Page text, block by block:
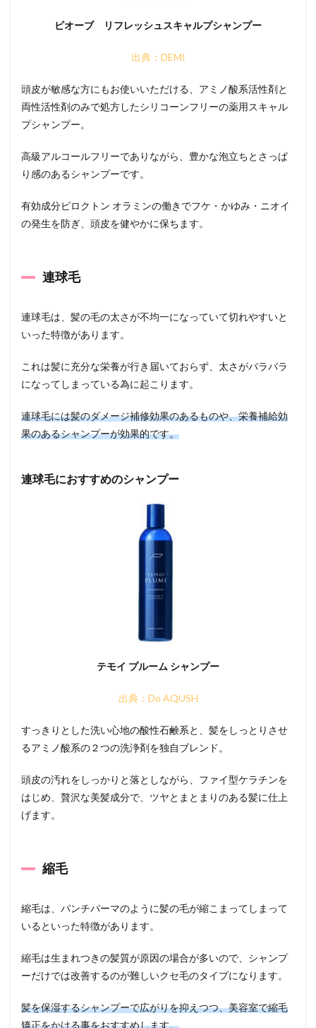
ビオーブ リフレッシュスキャルプシャンプー
出典：DEMI
頭皮が敏感な方にもお使いいただける、アミノ酸系活性剤と
両性活性剤のみで処方したシリコーンフリーの薬用スキャル
プシャンプー。
高級アルコールフリーでありながら、豊かな泡立ちとさっぱ
り感のあるシャンプーです。
有効成分ピロクトン オラミンの働きでフケ・かゆみ・ニオイ
の発生を防ぎ、頭皮を健やかに保ちます。
連球毛
連球毛は、髪の毛の太さが不均一になっていて切れやすいと
いった特徴があります。
これは髪に充分な栄養が行き届いておらず、太さがバラバラ
になってしまっている為に起こります。
連球毛には髪のダメージ補修効果のあるものや、栄養補給効
果のあるシャンプーが効果的です。
連球毛におすすめのシャンプー
テモイ プルーム シャンプー
出典：Do AQUSH
すっきりとした洗い心地の酸性石鹸系と、髪をしっとりさせ
るアミノ酸系の２つの洗浄剤を独自ブレンド。
頭皮の汚れをしっかりと落としながら、ファイ型ケラチンを
はじめ、贅沢な美髪成分で、ツヤとまとまりのある髪に仕上
げます。
縮毛
縮毛は、パンチパーマのように髪の毛が縮こまってしまって
いるといった特徴があります。
縮毛は生まれつきの髪質が原因の場合が多いので、シャンプ
ーだけでは改善するのが難しいクセ毛のタイプになります。
髪を保湿するシャンプーで広がりを抑えつつ、美容室で縮毛
矯正をかける事をおすすめします。